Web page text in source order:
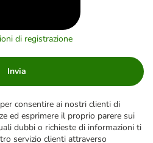
di registrazione
Invia
consentire ai nostri clienti di
ed esprimere il proprio parere sui
dubbi o richieste di informazioni ti
servizio clienti attraverso